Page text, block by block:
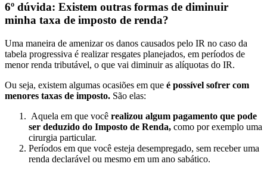
6º dúvida: Existem outras formas de diminuir
minha taxa de imposto de renda?
Uma maneira de amenizar os danos causados pelo IR no caso da
tabela progressiva é realizar resgates planejados, em períodos de
menor renda tributável, o que vai diminuir as alíquotas do IR.
Ou seja, existem algumas ocasiões em que é possível sofrer com
menores taxas de imposto. São elas:
Aquela em que você realizou algum pagamento que pode
ser deduzido do Imposto de Renda, como por exemplo uma
cirurgia particular.
Períodos em que você esteja desempregado, sem receber uma
renda declarável ou mesmo em um ano sabático.